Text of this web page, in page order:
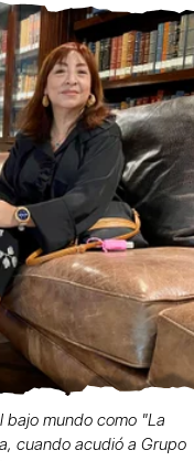
bajo mundo como "La
cuando acudió a Grupo